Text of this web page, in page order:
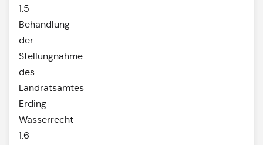
1.5
Behandlung
der
Stellungnahme
des
Landratsamtes
Erding-
Wasserrecht
1.6